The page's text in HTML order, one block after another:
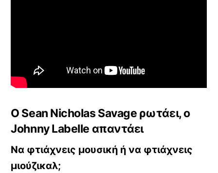
Ο Sean Nicholas Savage ρωτάει, o
Johnny Labelle απαντάει
Να φτιάχνεις μουσική ή να φτιάχνεις
μιούζικαλ;